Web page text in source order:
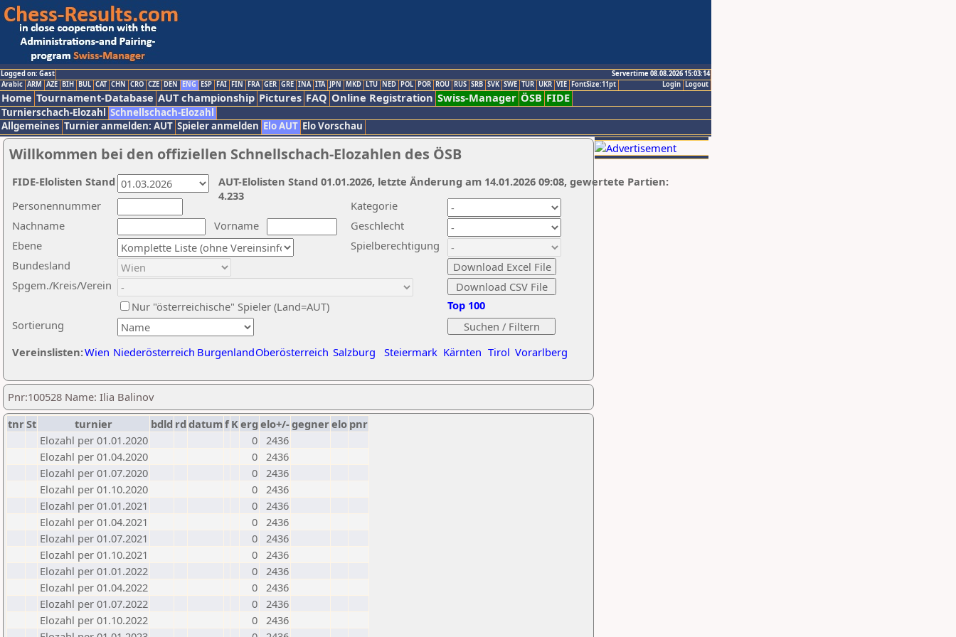
Logged on: Gast
Servertime 08.08.2026 15:03:14
Logout
Login
Arabic ARM AZE BIH BUL CAT CHN CRO CZE DEN ENG ESP FAI FIN FRA GER GRE INA ITA JPN MKD LTU NED POL POR ROU RUS SRB SVK SWE TUR UKR VIE FontSize:11pt
Home Tournament-Database AUT championship Pictures FAQ Online Registration Swiss-Manager ÖSB FIDE
Turnierschach-Elozahl Schnellschach-Elozahl
Allgemeines Turnier anmelden: AUT Spieler anmelden Elo AUT Elo Vorschau
Willkommen bei den offiziellen Schnellschach-Elozahlen des ÖSB
Nachname
Vorname
Ebene
Kategorie
Sortierung
Personennummer
Bundesland
Spgem./Kreis/Verein
Geschlecht
Nur "österreichische" Spieler (Land=AUT)
Spielberechtigung
Vereinslisten:Wien Niederösterreich BurgenlandOberösterreich Salzburg Steiermark Kärnten Tirol Vorarlberg
Top 100
AUT-Elolisten Stand 01.01.2026, letzte Änderung am 14.01.2026 09:08, gewertete Partien:
4.233
FIDE-Elolisten Stand
Pnr:100528 Name: Ilia Balinov
tnrSt turnier bdld rd datumf Kerg elo+/-gegnerelo pnr
Elozahl per 01.01.2020
0 2436
Elozahl per 01.04.2020
0 2436
Elozahl per 01.07.2020
0 2436
Elozahl per 01.10.2020
0 2436
Elozahl per 01.01.2021
0 2436
Elozahl per 01.04.2021
0 2436
Elozahl per 01.07.2021
0 2436
Elozahl per 01.10.2021
0 2436
Elozahl per 01.01.2022
0 2436
Elozahl per 01.04.2022
0 2436
Elozahl per 01.07.2022
0 2436
Elozahl per 01.10.2022
0 2436